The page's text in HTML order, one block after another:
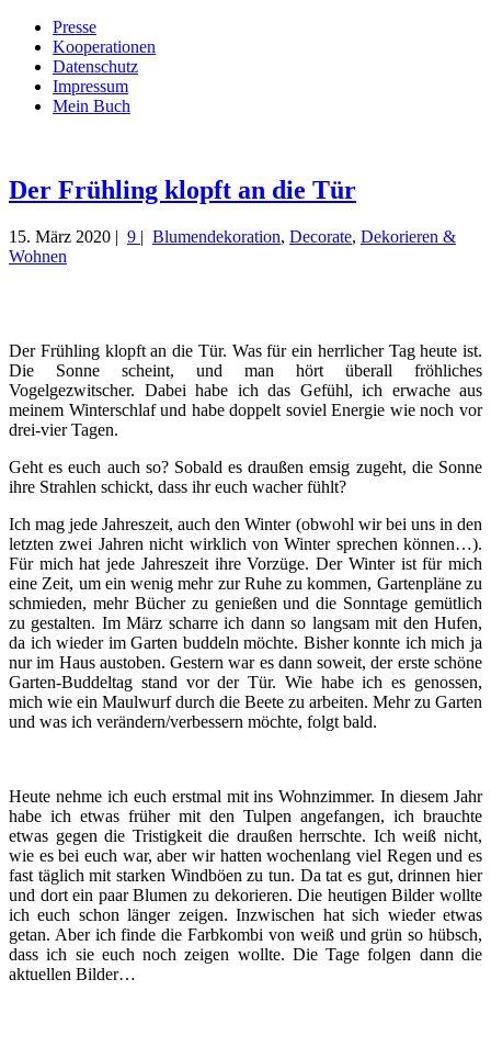
Presse
Kooperationen
Datenschutz
Impressum
Mein Buch
Villa König
Der Frühling klopft an die Tür
15. März 2020 | 9 | Blumendekoration, Decorate, Dekorieren &
Wohnen
Der Frühling klopft an die Tür. Was für ein herrlicher Tag heute ist.
Die Sonne scheint, und man hört überall fröhliches
Vogelgezwitscher. Dabei habe ich das Gefühl, ich erwache aus
meinem Winterschlaf und habe doppelt soviel Energie wie noch vor
drei-vier Tagen.
Geht es euch auch so? Sobald es draußen emsig zugeht, die Sonne
ihre Strahlen schickt, dass ihr euch wacher fühlt?
Ich mag jede Jahreszeit, auch den Winter (obwohl wir bei uns in den
letzten zwei Jahren nicht wirklich von Winter sprechen können…).
Für mich hat jede Jahreszeit ihre Vorzüge. Der Winter ist für mich
eine Zeit, um ein wenig mehr zur Ruhe zu kommen, Gartenpläne zu
schmieden, mehr Bücher zu genießen und die Sonntage gemütlich
zu gestalten. Im März scharre ich dann so langsam mit den Hufen,
da ich wieder im Garten buddeln möchte. Bisher konnte ich mich ja
nur im Haus austoben. Gestern war es dann soweit, der erste schöne
Garten-Buddeltag stand vor der Tür. Wie habe ich es genossen,
mich wie ein Maulwurf durch die Beete zu arbeiten. Mehr zu Garten
und was ich verändern/verbessern möchte, folgt bald.
Heute nehme ich euch erstmal mit ins Wohnzimmer. In diesem Jahr
habe ich etwas früher mit den Tulpen angefangen, ich brauchte
etwas gegen die Tristigkeit die draußen herrschte. Ich weiß nicht,
wie es bei euch war, aber wir hatten wochenlang viel Regen und es
fast täglich mit starken Windböen zu tun. Da tat es gut, drinnen hier
und dort ein paar Blumen zu dekorieren. Die heutigen Bilder wollte
ich euch schon länger zeigen. Inzwischen hat sich wieder etwas
getan. Aber ich finde die Farbkombi von weiß und grün so hübsch,
dass ich sie euch noch zeigen wollte. Die Tage folgen dann die
aktuellen Bilder…